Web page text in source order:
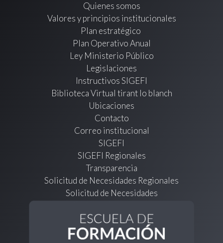
Quienes somos
Valores y principios institucionales
Plan estratégico
Plan Operativo Anual
Ley Ministerio Público
Legislaciones
Instructivos SIGEFI
Biblioteca Virtual tirant lo blanch
Ubicaciones
Contacto
Correo institucional
SIGEFI
SIGEFI Regionales
Transparencia
Solicitud de Necesidades Regionales
Solicitud de Necesidades